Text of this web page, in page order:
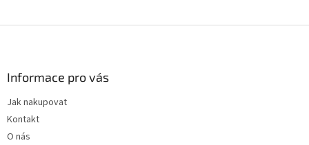
Informace pro vás
Jak nakupovat
Kontakt
O nás